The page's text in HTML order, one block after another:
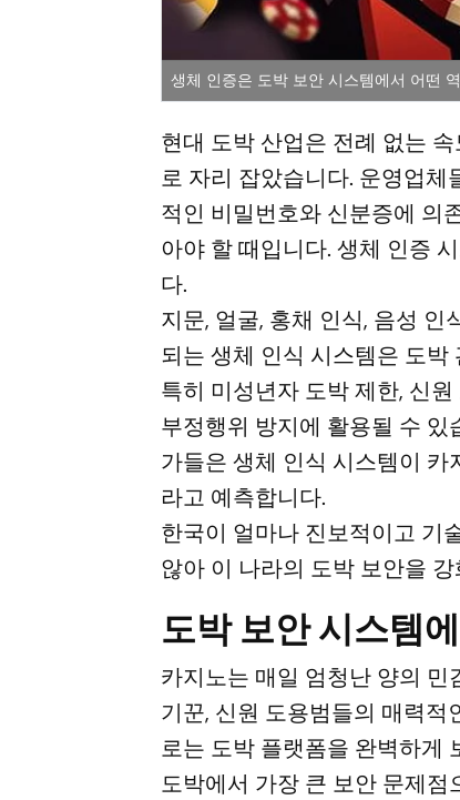
생체 인증은 도박 보안 시스템에서 어떤
현대 도박 산업은 전례 없는
로 자리 잡았습니다. 운영업
적인 비밀번호와 신분증에 의
아야 할 때입니다. 생체 인증
다.
지문, 얼굴, 홍채 인식, 음성
되는 생체 인식 시스템은 도
특히 미성년자 도박 제한, 신
부정행위 방지에 활용될 수
가들은 생체 인식 시스템이
라고 예측합니다.
한국이 얼마나 진보적이고 기
않아 이 나라의 도박 보안을
도박 보안 시스템
카지노는 매일 엄청난 양의
기꾼, 신원 도용범들의 매력적
로는 도박 플랫폼을 완벽하게
도박에서 가장 큰 보안 문제